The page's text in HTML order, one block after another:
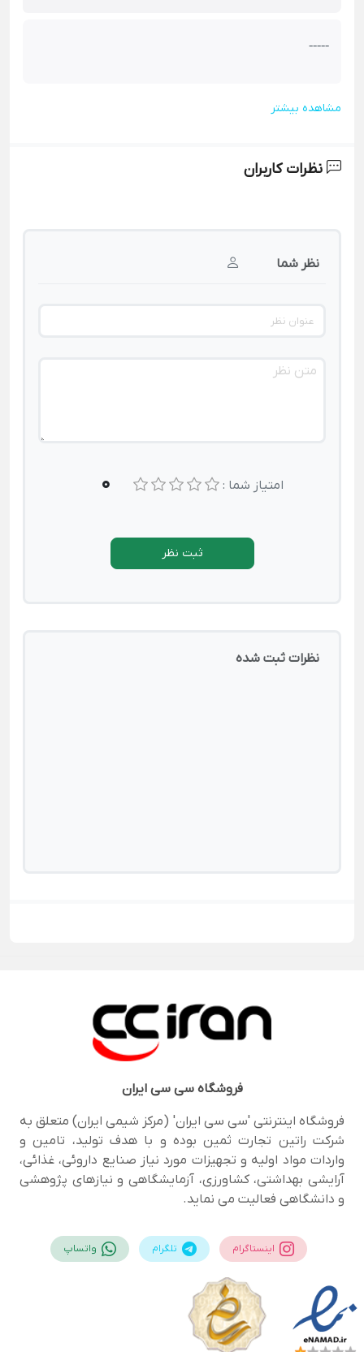
-----
مشاهده بیشتر
نظرات کاربران
نظر شما
امتیاز شما : 0
ثبت نظر
نظرات ثبت شده
فروشگاهسی سی ایران
فروشگاه اینترنتی 'سی سی ایران' (مرکز شیمی ایران) متعلق به
شرکت راتین تجارت ثمین بوده و با هدف تولید، تامین و
واردات مواد اولیه و تجهیزات مورد نیاز صنایع داروئی، غذائی،
آرایشی بهداشتی، کشاورزی، آزمایشگاهی و نیازهای پژوهشی
و دانشگاهی فعالیت می نماید.
اینستاگرام تلگرام واتساپ